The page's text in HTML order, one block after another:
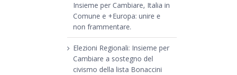
Insieme per Cambiare, Italia in
Comune e +Europa: unire e
non frammentare.
Elezioni Regionali: Insieme per
Cambiare a sostegno del
civismo della lista Bonaccini